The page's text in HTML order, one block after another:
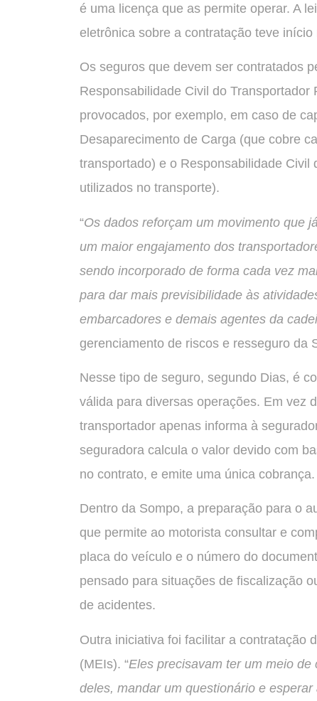
é uma licença que as permite operar. A
eletrônica sobre a contratação teve início
Os seguros que devem ser contratados
Responsabilidade Civil do
provocados, por exemplo, em caso de
Desaparecimento de Carga (que cobre
transportado) e o Responsabilidade
utilizados no transporte).
“Os dados reforçam um movimento que
um maior engajamento dos
sendo incorporado de forma cada vez
para dar mais previsibilidade às
embarcadores e demais agentes da
gerenciamento de riscos e resseguro da
Nesse tipo de seguro, segundo Dias, é
válida para diversas operações. Em vez
transportador apenas informa à
seguradora calcula o valor devido com
no contrato, e emite uma única cobrança.
Dentro da Sompo, a preparação para o
que permite ao motorista consultar e
placa do veículo e o número do
pensado para situações de fiscalização
de acidentes.
Outra iniciativa foi facilitar a contratação
(MEIs). “Eles precisavam ter um meio
deles, mandar um questionário e